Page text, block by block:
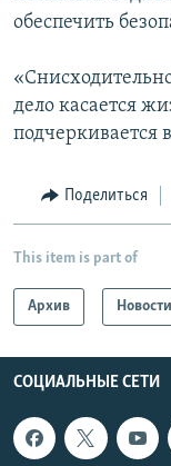
обеспечить
дело касается
подчеркивается
Поделиться
This item is part of
Архив Новости
СОЦИАЛЬНЫЕ СЕТИ